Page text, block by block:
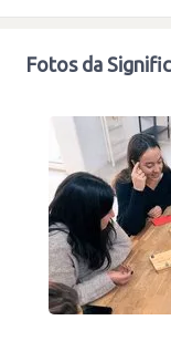
Fotos da